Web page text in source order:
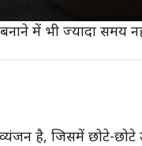
हरी चटनी और सेव के
में भी ज्यादा
है, जिसमें छोटे-